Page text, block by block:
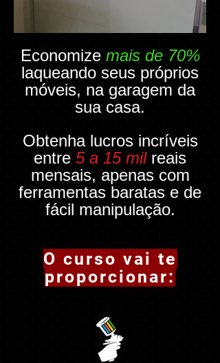
Economize mais de 70%
laqueando seus próprios
móveis, na garagem da
sua casa.
Obtenha lucros incríveis
entre 5 a 15 milreais
mensais, apenas com
ferramentas baratas e de
fácil manipulação.
O curso vai te
proporcionar: